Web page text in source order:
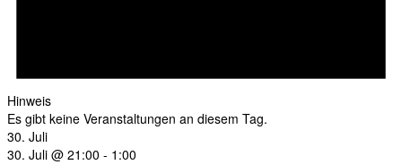
Hinweis
Es gibt keine Veranstaltungen an diesem Tag.
30. Juli
30. Juli @ 21:00 - 1:00